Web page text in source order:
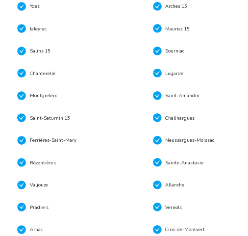
Ydes Arches 15
Jaleyrac Mauriac 15
Salins 15 Sourniac
Chanterelle Lugarde
Montgreleix Saint-Amandin
Saint-Saturnin 15 Chalinargues
Ferrières-Saint-Mary Neussargues-Moissac
Rézentières Sainte-Anastasie
Valjouze Allanche
Pradiers Vernols
Arnac Cros-de-Montvert